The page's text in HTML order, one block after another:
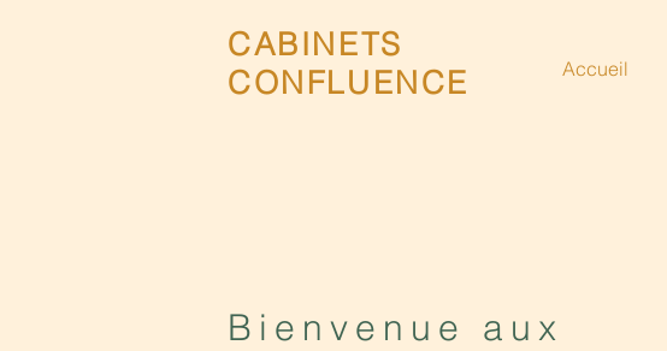
CABINETS
CONFLUENCE
Accueil
Bienvenue aux